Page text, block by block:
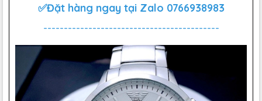
✅Đặt hàng ngay tại Zalo 0766938983
-------------------------------------------